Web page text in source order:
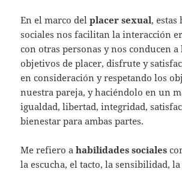
En el marco delplacer sexual, estas
sociales nos facilitan la interacción
con otras personas y nos conducen
objetivos de placer, disfrute y
en consideración y respetando los
nuestra pareja, y haciéndolo en un
igualdad, libertad, integridad,
bienestar para ambas partes.
Me refiero ahabilidades sociales
la escucha, el tacto, la sensibilidad,